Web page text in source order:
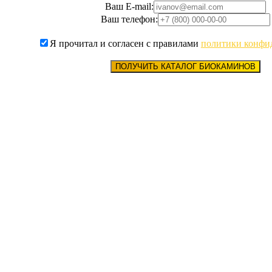
Ваш E-mail:
Ваш телефон:
Я прочитал и согласен с правилами политики
ПОЛУЧИТЬ КАТАЛОГ БИОКАМИНОВ